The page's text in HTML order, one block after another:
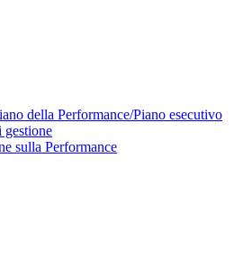
della Performance/Piano esecutivo
gestione
sulla Performance